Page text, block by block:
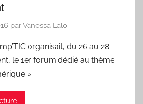
parVanessa Lalo
organisait, du 26 au 28
le 1er forum dédié au thème
»